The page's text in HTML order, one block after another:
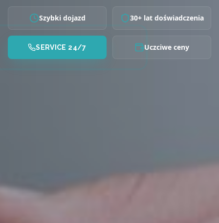
Szybki dojazd 30+ lat doświadczenia
SERVICE 24/7 Uczciwe ceny